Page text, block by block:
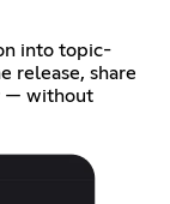
into topic-
release, share
— without